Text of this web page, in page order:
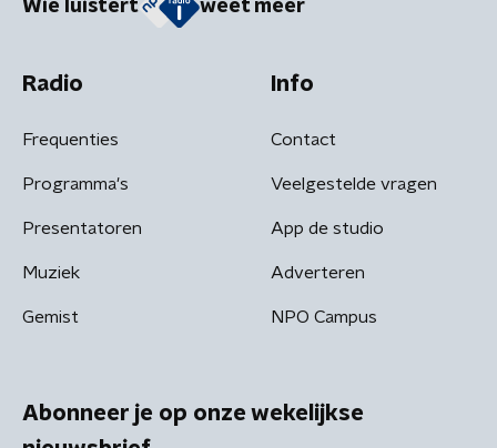
Wie luistert weet meer
Radio
Frequenties
Programma's
Presentatoren
Muziek
Gemist
Info
Contact
Veelgestelde vragen
App de studio
Adverteren
NPO Campus
Abonneer je op onze wekelijkse